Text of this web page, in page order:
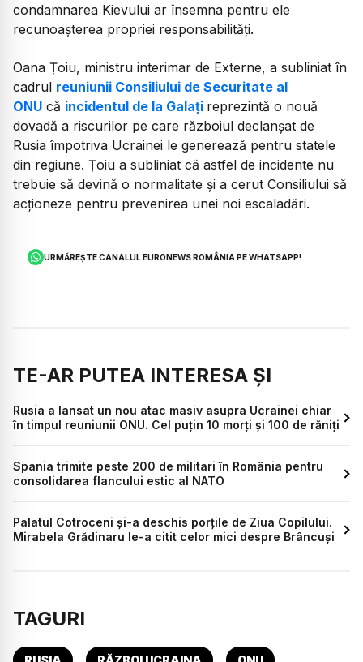
condamnarea Kievului ar însemna pentru ele
recunoașterea propriei responsabilități.
Oana Țoiu, ministru interimar de Externe, a subliniat în
cadrul reuniunii Consiliului de Securitate al
ONU că incidentul de la Galați reprezintă o nouă
dovadă a riscurilor pe care războiul declanșat de
Rusia împotriva Ucrainei le generează pentru statele
din regiune. Țoiu a subliniat că astfel de incidente nu
trebuie să devină o normalitate și a cerut Consiliului să
acționeze pentru prevenirea unei noi escaladări.
URMĂREȘTE CANALUL EURONEWS ROMÂNIA PE WHATSAPP!
TE-AR PUTEA INTERESA ȘI
Rusia a lansat un nou atac masiv asupra Ucrainei chiar
în timpul reuniunii ONU. Cel puțin 10 morți și 100 de răniți
Spania trimite peste 200 de militari în România pentru
consolidarea flancului estic al NATO
Palatul Cotroceni și-a deschis porțile de Ziua Copilului.
Mirabela Grădinaru le-a citit celor mici despre Brâncuși
TAGURI